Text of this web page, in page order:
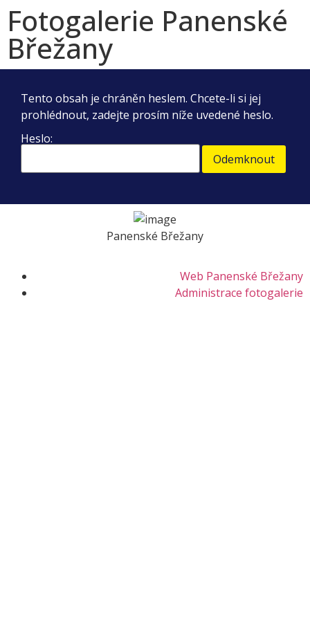
Fotogalerie Panenské
Břežany
Tento obsah je chráněn heslem. Chcete-li si jej
prohlédnout, zadejte prosím níže uvedené heslo.
Heslo:
Panenské Břežany
Web Panenské Břežany
Administrace fotogalerie